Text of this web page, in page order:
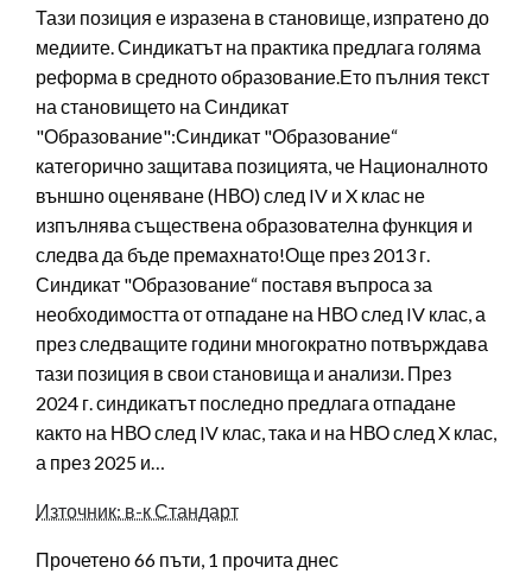
Тази позиция е изразена в становище, изпратено до
медиите. Синдикатът на практика предлага голяма
реформа в средното образование.Ето пълния текст
на становището на Синдикат
"Образование":Синдикат "Образование“
категорично защитава позицията, че Националното
външно оценяване (НВО) след IV и X клас не
изпълнява съществена образователна функция и
следва да бъде премахнато!Още през 2013 г.
Синдикат "Образование“ поставя въпроса за
необходимостта от отпадане на НВО след IV клас, а
през следващите години многократно потвърждава
тази позиция в свои становища и анализи. През
2024 г. синдикатът последно предлага отпадане
както на НВО след IV клас, така и на НВО след X клас,
а през 2025 и…
Източник: в-к Стандарт
Прочетено 66 пъти, 1 прочита днес